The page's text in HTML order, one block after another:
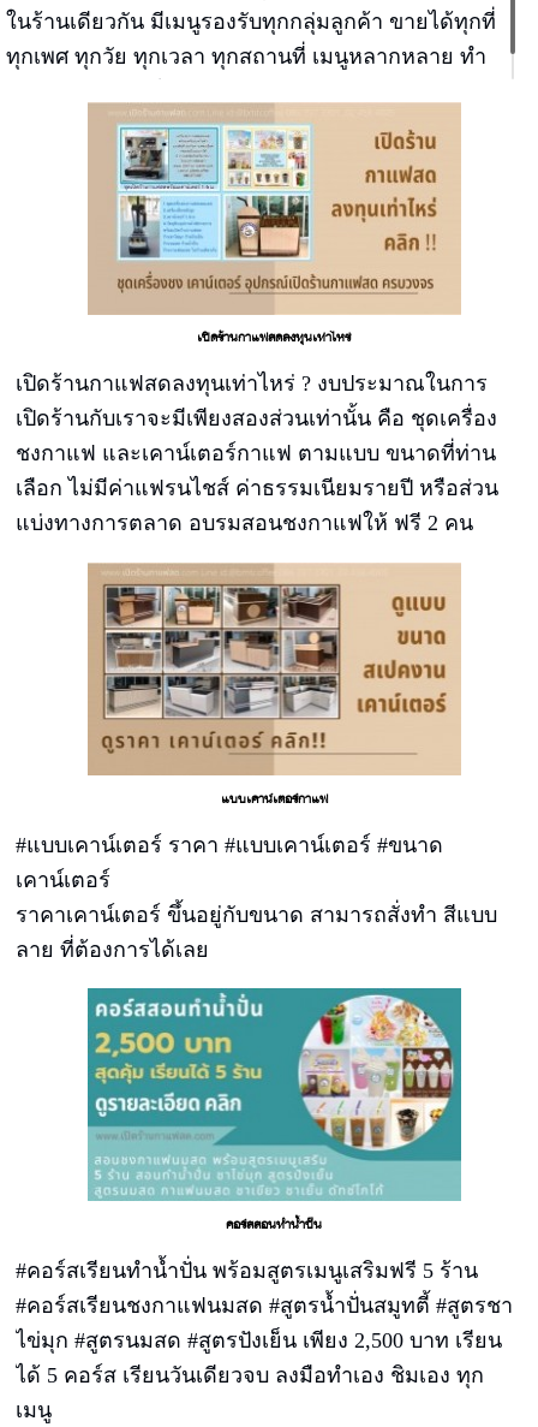
ในร้านเดียวกัน มีเมนูรองรับทุกกลุ่มลูกค้า ขายได้ทุกที่
ทุกเพศ ทุกวัย ทุกเวลา ทุกสถานที่ เมนูหลากหลาย ทำ
เปิดร้านกาแฟสดลงทุนเท่าไหร่
เปิดร้านกาแฟสดลงทุนเท่าไหร่ ? งบประมาณในการ
เปิดร้านกับเราจะมีเพียงสองส่วนเท่านั้น คือ ชุดเครื่อง
ชงกาแฟ และเคาน์เตอร์กาแฟ ตามแบบ ขนาดที่ท่าน
เลือก ไม่มีค่าแฟรนไชส์ ค่าธรรมเนียมรายปี หรือส่วน
แบ่งทางการตลาด อบรมสอนชงกาแฟให้ ฟรี 2 คน
แบบเคาน์เตอร์กาแฟ
#แบบเคาน์เตอร์ ราคา #แบบเคาน์เตอร์ #ขนาด
เคาน์เตอร์
ราคาเคาน์เตอร์ ขึ้นอยู่กับขนาด สามารถสั่งทำ สีแบบ
ลาย ที่ต้องการได้เลย
คอร์สสอนทำน้ำปั่น
#คอร์สเรียนทำน้ำปั่น พร้อมสูตรเมนูเสริมฟรี 5 ร้าน
#คอร์สเรียนชงกาแฟนมสด #สูตรน้ำปั่นสมูทตี้ #สูตรชา
ไข่มุก #สูตรนมสด #สูตรปังเย็น เพียง 2,500 บาท เรียน
ได้ 5 คอร์ส เรียนวันเดียวจบ ลงมือทำเอง ชิมเอง ทุก
เมนู